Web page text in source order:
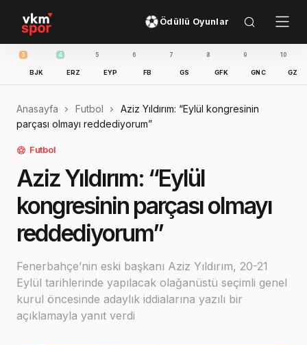
Ödüllü Oyunlar
ERZ EYP FB GS GFK GNC GZT
Anasayfa Futbol
Aziz Yıldırım: “Eylül kongresinin
parçası olmayı reddediyorum”
Futbol
Aziz Yıldırım: “Eylül
kongresinin parçası olmayı
reddediyorum”
Fenerbahçe’nin eski başkanı Aziz Yıldırım, 20-21
Eylül tarihlerinde yapılacak olağanüstü seçimli genel
kurul öncesinde adaylık iddialarına yazılı bir
açıklamayla yanıt verdi